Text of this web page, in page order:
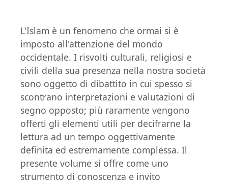
L'Islam è un fenomeno che ormai si è
imposto all'attenzione del mondo
occidentale. I risvolti culturali, religiosi e
civili della sua presenza nella nostra società
sono oggetto di dibattito in cui spesso si
scontrano interpretazioni e valutazioni di
segno opposto; più raramente vengono
offerti gli elementi utili per decifrarne la
lettura ad un tempo oggettivamente
definita ed estremamente complessa. Il
presente volume si offre come uno
strumento di conoscenza e invito